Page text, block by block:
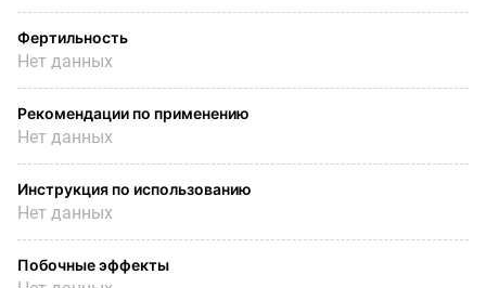
Фертильность
Нет данных
Рекомендации по применению
Нет данных
Инструкция по использованию
Нет данных
Побочные эффекты